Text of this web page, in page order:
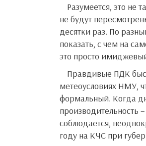
Разумеется, это не так. На мой взгляд, «Чистый воздух» в Братске никогда не будет эффективным, пока
не будут
десятки раз. По
показать, с чем на
это просто
Правдивые ПДК быстро покажут, что предприятия никак не снижают выработку при неблагоприятных
метеоусловиях НМУ,
формальный. Когда
производительность
соблюдается,
году на КЧС при